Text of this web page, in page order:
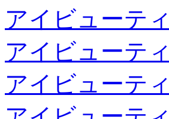
アイビューテ
アイビューテ
アイビューテ